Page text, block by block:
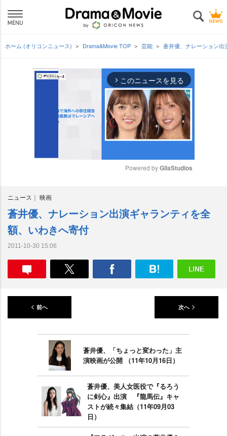
ホーム (オリコンニュース) Drama&Movie TOP 芸能 蒼井優、ナレーション
arrow_forward_ios このニュースを見る
e
Powered by GliaStudios
ニュース 映画
蒼井優、ナレーション出演ギャランティを全
額、いわきへ寄付
2011-10-30 15:06
前へ 次へ
蒼井優、「ちょっと変わった」主
演映画が公開 （11年10月16日）
蒼井優、美人女医役で『るろう
に剣心』出演 『龍馬伝』キャ
ストが続々集結（11年09月03
日）